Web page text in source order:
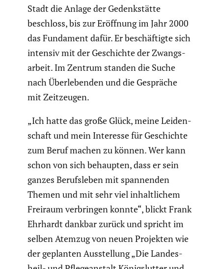
Stadt die Anlage der Gedenk­stätte
beschloss, bis zur Eröffnung im Jahr 2000
das Fundament dafür. Er beschäf­tigte sich
intensiv mit der Geschichte der Zwangs­
ar­beit. Im Zentrum standen die Suche
nach Überle­benden und die Gespräche
mit Zeitzeugen.
„Ich hatte das große Glück, meine Leiden­
schaft und mein Interesse für Geschichte
zum Beruf machen zu können. Wer kann
schon von sich behaupten, dass er sein
ganzes Berufs­leben mit spannenden
Themen und mit sehr viel inhalt­li­chem
Freiraum verbringen konnte“, blickt Frank
Ehrhardt dankbar zurück und spricht im
selben Atemzug von neuen Projekten wie
der geplanten Ausstel­lung „Die Landes­